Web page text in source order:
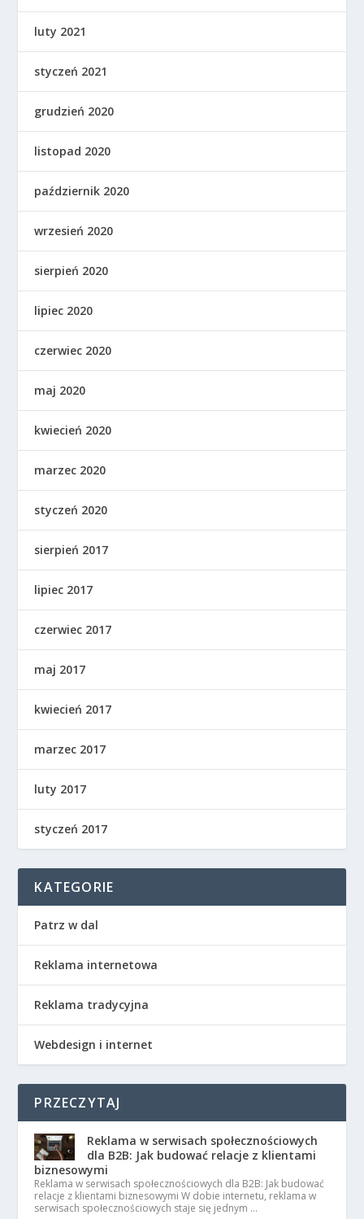
luty 2021
styczeń 2021
grudzień 2020
listopad 2020
październik 2020
wrzesień 2020
sierpień 2020
lipiec 2020
czerwiec 2020
maj 2020
kwiecień 2020
marzec 2020
styczeń 2020
sierpień 2017
lipiec 2017
czerwiec 2017
maj 2017
kwiecień 2017
marzec 2017
luty 2017
styczeń 2017
KATEGORIE
Patrz w dal
Reklama internetowa
Reklama tradycyjna
Webdesign i internet
PRZECZYTAJ
Reklama w serwisach społecznościowych
dla B2B: Jak budować relacje z klientami
biznesowymi
Reklama w serwisach społecznościowych dla B2B: Jak budować
relacje z klientami biznesowymi W dobie internetu, reklama w
serwisach społecznościowych staje się jednym …